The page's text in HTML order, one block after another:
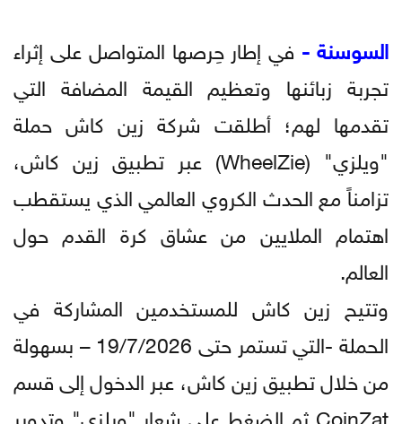
السوسنة - في إطار حِرصها المتواصل على إثراء
تجربة زبائنها وتعظيم القيمة المضافة التي
تقدمها لهم؛ أطلقت شركة زين كاش حملة
"ويلزي" (WheelZie) عبر تطبيق زين كاش،
تزامناً مع الحدث الكروي العالمي الذي يستقطب
اهتمام الملايين من عشاق كرة القدم حول
العالم.
وتتيح زين كاش للمستخدمين المشاركة في
الحملة -التي تستمر حتى 19/7/2026 – بسهولة
من خلال تطبيق زين كاش، عبر الدخول إلى قسم
CoinZat ثم الضغط على شعار "ويلزي" وتدوير